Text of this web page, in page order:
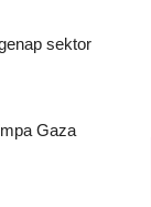
sektor
Gaza